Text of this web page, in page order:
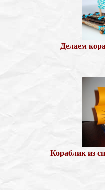
Делаем
Кораблик из